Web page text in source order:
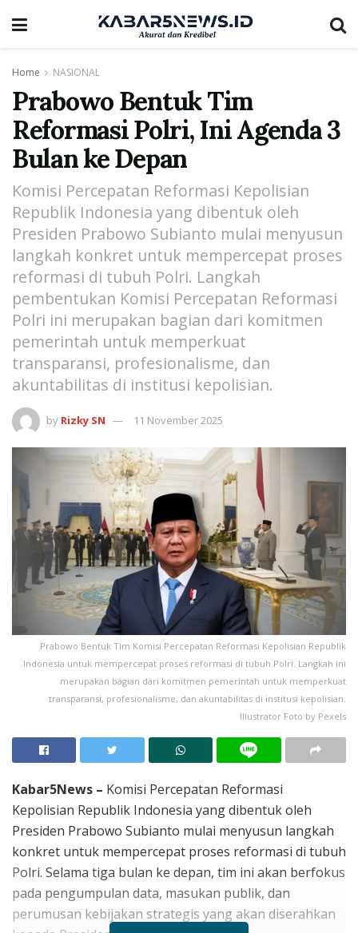
Home NASIONAL
Prabowo Bentuk Tim
Reformasi Polri, Ini Agenda 3
Bulan ke Depan
Komisi Percepatan Reformasi Kepolisian
Republik Indonesia yang dibentuk oleh
Presiden Prabowo Subianto mulai menyusun
langkah konkret untuk mempercepat proses
reformasi di tubuh Polri. Langkah
pembentukan Komisi Percepatan Reformasi
Polri ini merupakan bagian dari komitmen
pemerintah untuk memperkuat
transparansi, profesionalisme, dan
akuntabilitas di institusi kepolisian.
by Rizky SN 11 November 2025
Prabowo Bentuk Tim Komisi Percepatan Reformasi Kepolisian Republik
Indonesia untuk mempercepat proses reformasi di tubuh Polri. Langkah ini
merupakan bagian dari komitmen pemerintah untuk memperkuat
transparansi, profesionalisme, dan akuntabilitas di institusi kepolisian.
Illustrator Foto by Pexels
Kabar5News – Komisi Percepatan Reformasi
Kepolisian Republik Indonesia yang dibentuk oleh
Presiden Prabowo Subianto mulai menyusun langkah
konkret untuk mempercepat proses reformasi di tubuh
Polri. Selama tiga bulan ke depan, tim ini akan berfokus
pada pengumpulan data, masukan publik, dan
perumusan kebijakan strategis yang akan diserahkan